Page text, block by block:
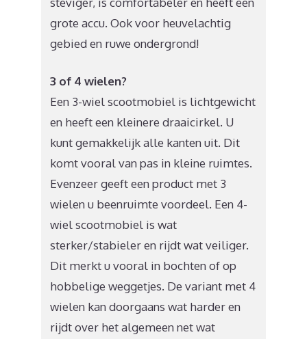
grote accu. Ook voor heuvelachtig
gebied en ruwe ondergrond!
3 of 4 wielen?
Een 3-wiel scootmobiel is lichtgewicht
en heeft een kleinere draaicirkel. U
kunt gemakkelijk alle kanten uit. Dit
komt vooral van pas in kleine ruimtes.
Evenzeer geeft een product met 3
wielen u beenruimte voordeel. Een 4-
wiel scootmobiel is wat
sterker/stabieler en rijdt wat veiliger.
Dit merkt u vooral in bochten of op
hobbelige weggetjes. De variant met 4
wielen kan doorgaans wat harder en
rijdt over het algemeen net wat